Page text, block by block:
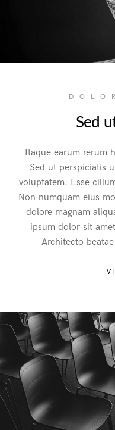
Sed
Itaque earum rerum
Sed ut perspiciatis
voluptatem. Esse
Non numquam eius
dolore magnam
ipsum dolor sit
Architecto